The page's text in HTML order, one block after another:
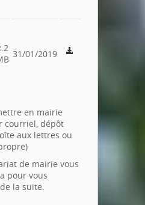
31/01/2019
en mairie
courriel, dépôt
aux lettres ou
de mairie vous
pour vous
la suite.